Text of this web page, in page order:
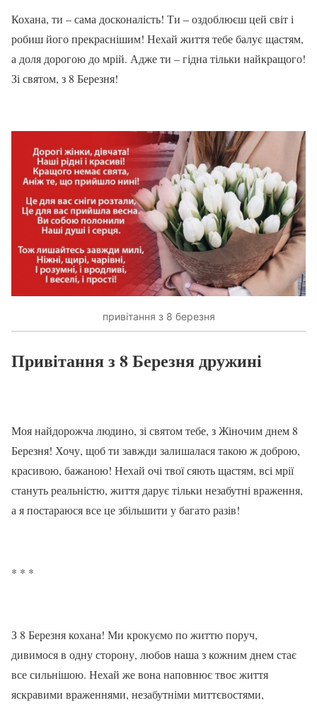
Кохана, ти – сама досконалість! Ти – оздоблюєш цей світ і
робиш його прекраснішим! Нехай життя тебе балує щастям,
а доля дорогою до мрій. Адже ти – гідна тільки найкращого!
Зі святом, з 8 Березня!
привітання з 8 березня
Привітання з 8 Березня дружині
Моя найдорожча людино, зі святом тебе, з Жіночим днем ​​8
Березня! Хочу, щоб ти завжди залишалася такою ж доброю,
красивою, бажаною! Нехай очі твої сяють щастям, всі мрії
стануть реальністю, життя дарує тільки незабутні враження,
а я постараюся все це збільшити у багато разів!
* * *
З 8 Березня кохана! Ми крокуємо по життю поруч,
дивимося в одну сторону, любов наша з кожним днем ​​стає
все сильнішою. Нехай же вона наповнює твоє життя
яскравими враженнями, незабутніми миттєвостями,